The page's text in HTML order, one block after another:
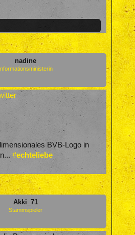
nadine
BVB-Logo in
#echteliebe
Akki_71
Stammspieler